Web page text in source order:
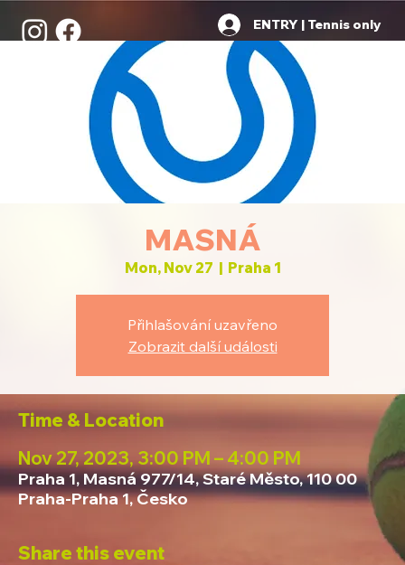
ENTRY | Tennis only
MASNÁ
Mon, Nov 27
  |
Praha 1
Přihlašování uzavřeno
Zobrazit další události
Time & Location
Nov 27, 2023, 3:00 PM – 4:00 PM
Praha 1, Masná 977/14, Staré Město, 110 00
Praha-Praha 1, Česko
Share this event